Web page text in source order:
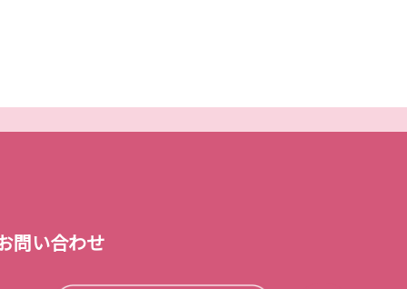
問い合わせ